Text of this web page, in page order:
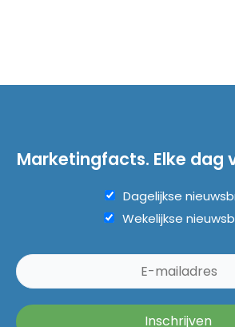
Marketingfacts. Elke dag
Dagelijkse
Wekelijkse